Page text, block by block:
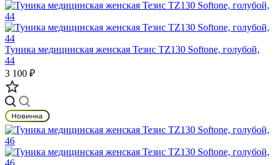
Туника медицинская женская Тезис TZ130 Softone, голубой,
44
3 100 ₽